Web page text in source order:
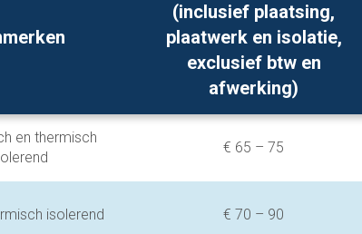
(inclusief plaatsing,
plaatwerk en isolatie,
exclusief btw en
afwerking)
en thermisch
€ 65 – 75
isolerend € 70 – 90